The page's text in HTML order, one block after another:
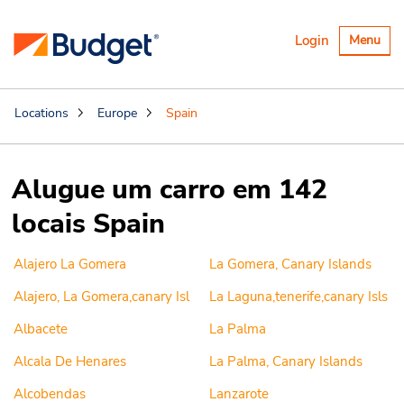
Alternar
Menu
Login
Locations Europe Spain
Alugue um carro em 142
locais Spain
Alajero La Gomera
Alajero, La Gomera,canary Isl
Albacete
Alcala De Henares
Alcobendas
La Gomera, Canary Islands
La Laguna,tenerife,canary Isls
La Palma
La Palma, Canary Islands
Lanzarote